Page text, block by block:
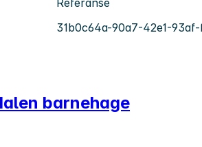
Referanse
31b0c64a-90a7-42e1-
barnehage